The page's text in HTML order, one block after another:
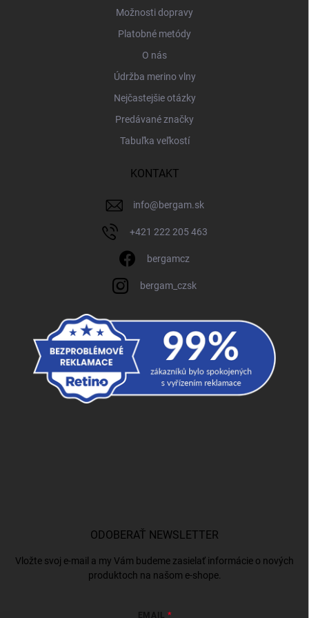
Možnosti dopravy
Platobné metódy
O nás
Údržba merino vlny
Nejčastejšie otázky
Predávané značky
Tabuľka veľkostí
KONTAKT
info@bergam.sk
+421 222 205 463
bergamcz
bergam_czsk
ODOBERAŤ NEWSLETTER
Vložte svoj e-mail a my Vám budeme zasielať informácie o nových
produktoch na našom e-shope.
EMAIL